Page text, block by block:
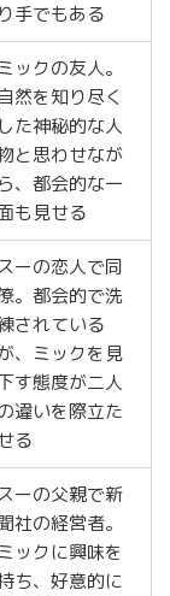
り手でもある
ミックの友人。
然を知り尽く
した神秘的な人
と思わせなが
ら、都会的な一
も見せる
スーの恋人で同
。都会的で洗
されている
、ミックを見
す態度が二人
違いを際立た
る
スーの父親で新
社の経営者。
ミックに興味を
ち、好意的に